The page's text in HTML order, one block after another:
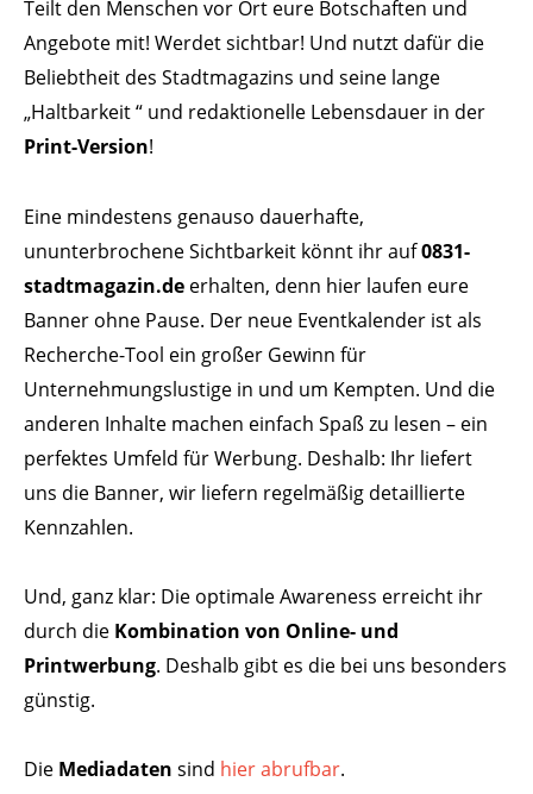
Teilt den Menschen vor Ort eure Botschaften und
Angebote mit! Werdet sichtbar! Und nutzt dafür die
Beliebtheit des Stadtmagazins und seine lange
„Haltbarkeit “ und redaktionelle Lebensdauer in der
Print-Version!
Eine mindestens genauso dauerhafte,
ununterbrochene Sichtbarkeit könnt ihr auf0831-
stadtmagazin.de erhalten, denn hier laufen eure
Banner ohne Pause. Der neue Eventkalender ist als
Recherche-Tool ein großer Gewinn für
Unternehmungslustige in und um Kempten. Und die
anderen Inhalte machen einfach Spaß zu lesen – ein
perfektes Umfeld für Werbung. Deshalb: Ihr liefert
uns die Banner, wir liefern regelmäßig detaillierte
Kennzahlen.
Und, ganz klar: Die optimale Awareness erreicht ihr
durch die Kombination von Online- und
Printwerbung. Deshalb gibt es die bei uns besonders
günstig.
Die Mediadaten sind hier abrufbar.